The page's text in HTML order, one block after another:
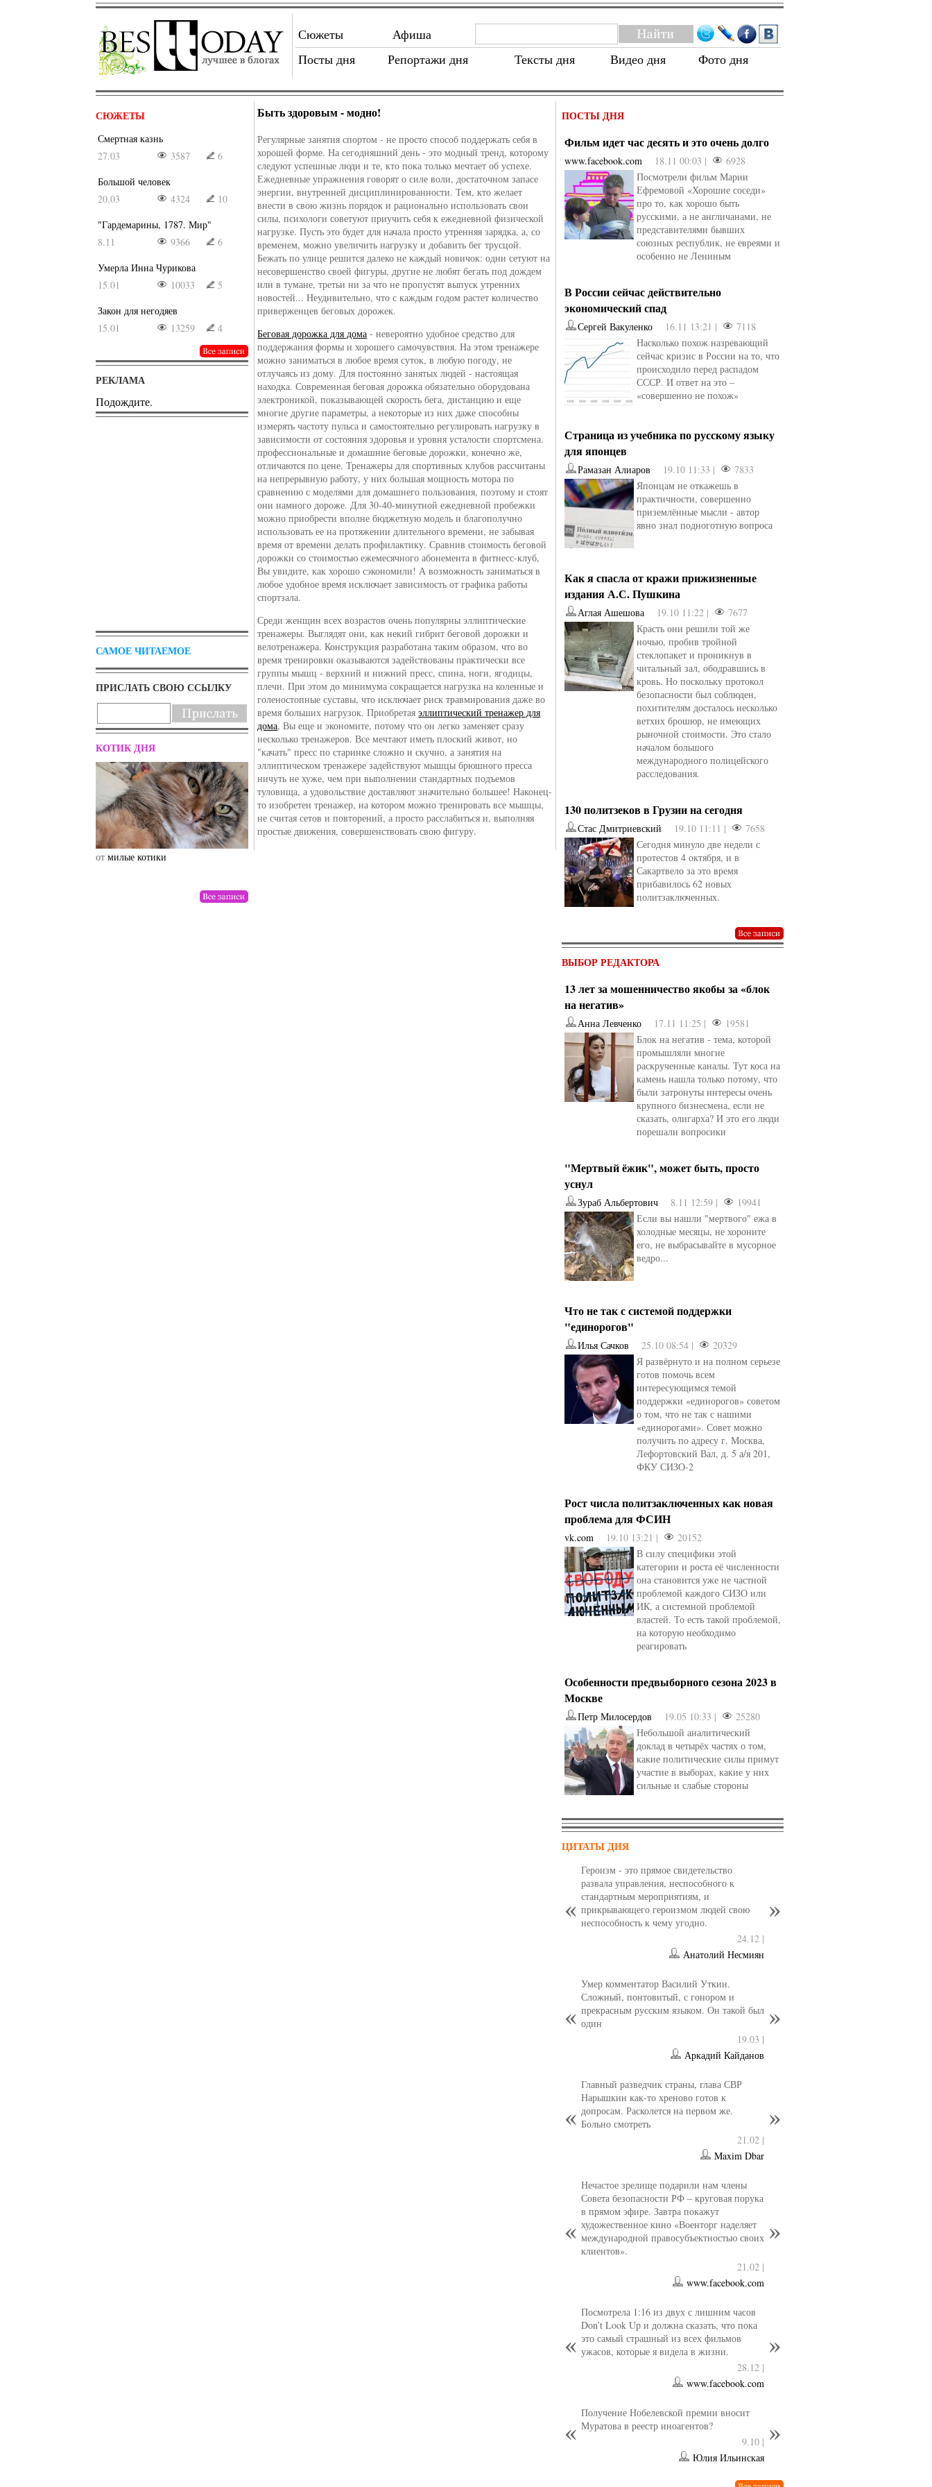
Сюжеты
Афиша
Посты дня
Репортажи дня Тексты дня Видео дня Фото дня
СЮЖЕТЫ
Смертная казнь
27.03
3587
6
Большой человек
20.03
4324
10
"Гардемарины, 1787. Мир"
8.11
9366
6
Умерла Инна Чурикова
15.01
10033
5
Закон для негодяев
15.01
13259 4
РЕКЛАМА
Подождите.
САМОЕ ЧИТАЕМОЕ
ПРИСЛАТЬ СВОЮ ССЫЛКУ
КОТИК ДНЯ
отмилые котики от Ирина Иновели от kotyaravesel
Быть здоровым - модно!
Регулярные занятия спортом - не просто способ поддержать себя в
хорошей форме. На сегодняшний день - это модный тренд, которому
следуют успешные люди и те, кто пока только мечтает об успехе.
Ежедневные упражнения говорят о силе воли, достаточном запасе
энергии, внутренней дисциплинированности. Тем, кто желает
внести в свою жизнь порядок и рационально использовать свои
силы, психологи советуют приучить себя к ежедневной физической
нагрузке. Пусть это будет для начала просто утренняя зарядка, а, со
временем, можно увеличить нагрузку и добавить бег трусцой.
Бежать по улице решится далеко не каждый новичок: одни сетуют на
несовершенство своей фигуры, другие не любят бегать под дождем
или в тумане, третьи ни за что не пропустят выпуск утренних
новостей... Неудивительно, что с каждым годом растет количество
приверженцев беговых дорожек.
Беговая дорожка для дома - невероятно удобное средство для
поддержания формы и хорошего самочувствия. На этом тренажере
можно заниматься в любое время суток, в любую погоду, не
отлучаясь из дому. Для постоянно занятых людей - настоящая
находка. Современная беговая дорожка обязательно оборудована
электроникой, показывающей скорость бега, дистанцию и еще
многие другие параметры, а некоторые из них даже способны
измерять частоту пульса и самостоятельно регулировать нагрузку в
зависимости от состояния здоровья и уровня усталости спортсмена.
профессиональные и домашние беговые дорожки, конечно же,
отличаются по цене. Тренажеры для спортивных клубов рассчитаны
на непрерывную работу, у них большая мощность мотора по
сравнению с моделями для домашнего пользования, поэтому и стоят
они намного дороже. Для 30-40-минутной ежедневной пробежки
можно приобрести вполне бюджетную модель и благополучно
использовать ее на протяжении длительного времени, не забывая
время от времени делать профилактику. Сравнив стоимость беговой
дорожки со стоимостью ежемесячного абонемента в фитнесс-клуб,
Вы увидите, как хорошо сэкономили! А возможность заниматься в
любое удобное время исключает зависимость от графика работы
спортзала.
Среди женщин всех возрастов очень популярны эллиптические
тренажеры. Выглядят они, как некий гибрит беговой дорожки и
велотренажера. Конструкция разработана таким образом, что во
время тренировки оказываются задействованы практически все
группы мышц - верхний и нижний пресс, спина, ноги, ягодицы,
плечи. При этом до минимума сокращается нагрузка на коленные и
голеностопные суставы, что исключает риск травмирования даже во
время больших нагрузок. Приобретаяэллиптический тренажер для
дома, Вы еще и экономите, потому что он легко заменяет сразу
несколько тренажеров. Все мечтают иметь плоский живот, но
"качать" пресс по старинке сложно и скучно, а занятия на
эллиптическом тренажере задействуют мышцы брюшного пресса
ничуть не хуже, чем при выполнении стандартных подъемов
туловища, а удовольствие доставляют значительно большее! Наконец-
то изобретен тренажер, на котором можно тренировать все мышцы,
не считая сетов и повторений, а просто расслабиться и, выполняя
простые движения, совершенствовать свою фигуру.
ПОСТЫ ДНЯ
Фильм идет час десять и это очень долго
www.facebook.com 18.11 00:03 |
6928
Посмотрели фильм Марии
Ефремовой «Хорошие соседи»
про то, как хорошо быть
русскими, а не англичанами, не
представителями бывших
союзных республик, не евреями и
особенно не Лениным
В России сейчас действительно
экономический спад
Сергей Вакуленко 16.11 13:21 |
7118
Насколько похож назревающий
сейчас кризис в России на то, что
происходило перед распадом
СССР. И ответ на это –
«совершенно не похож»
Страница из учебника по русскому языку
для японцев
Рамазан Алиаров 19.10 11:33 |
7833
Японцам не откажешь в
практичности, совершенно
приземлённые мысли - автор
явно знал подноготную вопроса
Как я спасла от кражи прижизненные
издания А.С. Пушкина
Аглая Ашешова 19.10 11:22 |
7677
Красть они решили той же
ночью, пробив тройной
стеклопакет и проникнув в
читальный зал, ободравшись в
кровь. Но поскольку протокол
безопасности был соблюден,
похитителям досталось несколько
ветхих брошюр, не имеющих
рыночной стоимости. Это стало
началом большого
международного полицейского
расследования.
130 политзеков в Грузии на сегодня
Стас Дмитриевский 19.10 11:11 |
7658
Сегодня минуло две недели с
протестов 4 октября, и в
Сакартвело за это время
прибавилось 62 новых
политзаключенных.
ВЫБОР РЕДАКТОРА
13 лет за мошенничество якобы за «блок
на негатив»
Анна Левченко 17.11 11:25 |
19581
Блок на негатив - тема, которой
промышляли многие
раскрученные каналы. Тут коса на
камень нашла только потому, что
были затронуты интересы очень
крупного бизнесмена, если не
сказать, олигарха? И это его люди
порешали вопросики
"Мертвый ёжик", может быть, просто
уснул
Зураб Альбертович 8.11 12:59 |
19941
Если вы нашли "мертвого" ежа в
холодные месяцы, не хороните
его, не выбрасывайте в мусорное
ведро...
Что не так с системой поддержки
"единорогов"
Илья Сачков 25.10 08:54 |
20329
Я развёрнуто и на полном серьезе
готов помочь всем
интересующимся темой
поддержки «единорогов» советом
о том, что не так с нашими
«единорогами». Совет можно
получить по адресу г. Москва,
Лефортовский Вал, д. 5 а/я 201,
ФКУ СИЗО-2
Рост числа политзаключенных как новая
проблема для ФСИН
vk.com 19.10 13:21 |
20152
В силу специфики этой
категории и роста её численности
она становится уже не частной
проблемой каждого СИЗО или
ИК, а системной проблемой
властей. То есть такой проблемой,
на которую необходимо
реагировать
Особенности предвыборного сезона 2023 в
Москве
Петр Милосердов 19.05 10:33 |
25280
Небольшой аналитический
доклад в четырёх частях о том,
какие политические силы примут
участие в выборах, какие у них
сильные и слабые стороны
ЦИТАТЫ ДНЯ
Героизм - это прямое свидетельство
развала управления, неспособного к
стандартным мероприятиям, и
прикрывающего героизмом людей свою
неспособность к чему угодно.
24.12 |
Анатолий Несмиян
Умер комментатор Василий Уткин.
Сложный, понтовитый, с гонором и
прекрасным русским языком. Он такой был
один
19.03 |
Аркадий Кайданов
Главный разведчик страны, глава СВР
Нарышкин как-то хреново готов к
допросам. Расколется на первом же.
Больно смотреть
21.02 |
Maxim Dbar
Нечастое зрелище подарили нам члены
Совета безопасности РФ – круговая порука
в прямом эфире. Завтра покажут
художественное кино «Военторг наделяет
международной правосубъектностью своих
клиентов».
21.02 |
www.facebook.com
Посмотрела 1:16 из двух с лишним часов
Don’t Look Up и должна сказать, что пока
это самый страшный из всех фильмов
ужасов, которые я видела в жизни.
28.12 |
www.facebook.com
Получение Нобелевской премии вносит
Муратова в реестр иноагентов?
9.10 |
Юлия Ильинская